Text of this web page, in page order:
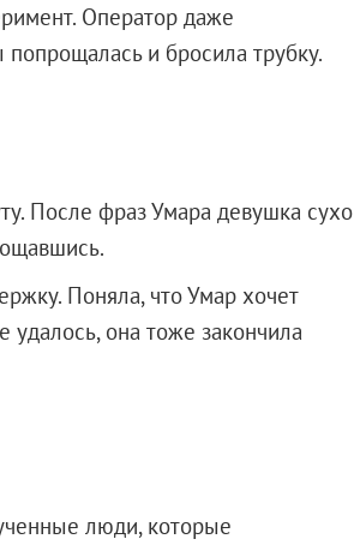
Оператор даже
и бросила трубку.
После фраз Умара девушка сухо
Поняла, что Умар хочет
удалось, она тоже закончила
люди, которые